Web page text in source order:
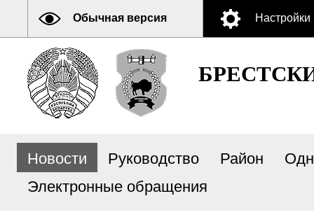
Обычная версия Настройки
Новости Руководство Район
Электронные обращения